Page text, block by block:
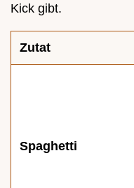
Kick gibt.
Zutat
Spaghetti